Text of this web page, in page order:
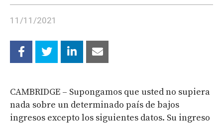
11/11/2021
CAMBRIDGE – Supongamos que usted no supiera
nada sobre un determinado país de bajos
ingresos excepto los siguientes datos. Su ingreso